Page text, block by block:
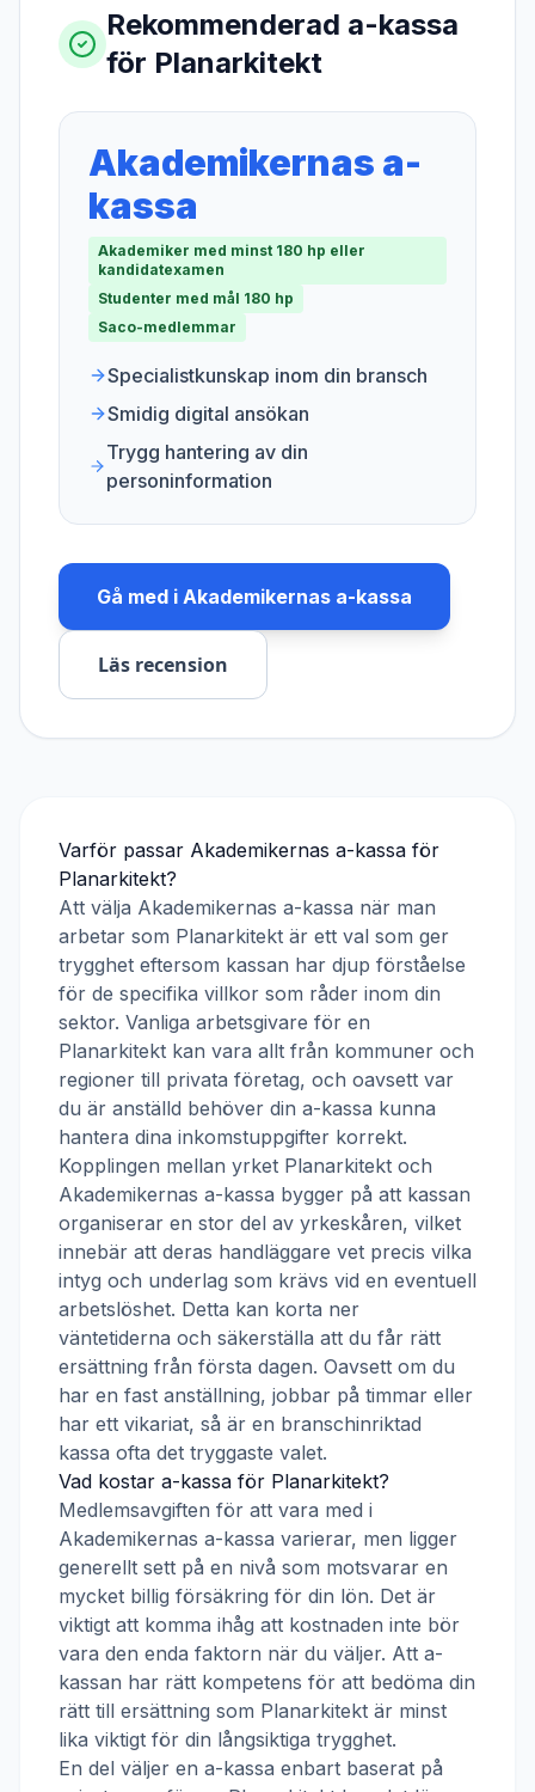
Rekommenderad a-kassa
för Planarkitekt
Akademikernas a-
kassa
Akademiker med minst 180 hp eller
kandidatexamen
Studenter med mål 180 hp
Saco-medlemmar
Specialistkunskap inom din bransch
Smidig digital ansökan
Trygg hantering av din
personinformation
Gå med i Akademikernas a-kassa
Läs recension
Varför passar Akademikernas a-kassa för
Planarkitekt?
Att välja Akademikernas a-kassa när man
arbetar som Planarkitekt är ett val som ger
trygghet eftersom kassan har djup förståelse
för de specifika villkor som råder inom din
sektor. Vanliga arbetsgivare för en
Planarkitekt kan vara allt från kommuner och
regioner till privata företag, och oavsett var
du är anställd behöver din a-kassa kunna
hantera dina inkomstuppgifter korrekt.
Kopplingen mellan yrket Planarkitekt och
Akademikernas a-kassa bygger på att kassan
organiserar en stor del av yrkeskåren, vilket
innebär att deras handläggare vet precis vilka
intyg och underlag som krävs vid en eventuell
arbetslöshet. Detta kan korta ner
väntetiderna och säkerställa att du får rätt
ersättning från första dagen. Oavsett om du
har en fast anställning, jobbar på timmar eller
har ett vikariat, så är en branschinriktad
kassa ofta det tryggaste valet.
Vad kostar a-kassa för Planarkitekt?
Medlemsavgiften för att vara med i
Akademikernas a-kassa varierar, men ligger
generellt sett på en nivå som motsvarar en
mycket billig försäkring för din lön. Det är
viktigt att komma ihåg att kostnaden inte bör
vara den enda faktorn när du väljer. Att a-
kassan har rätt kompetens för att bedöma din
rätt till ersättning som Planarkitekt är minst
lika viktigt för din långsiktiga trygghet.
En del väljer en a-kassa enbart baserat på